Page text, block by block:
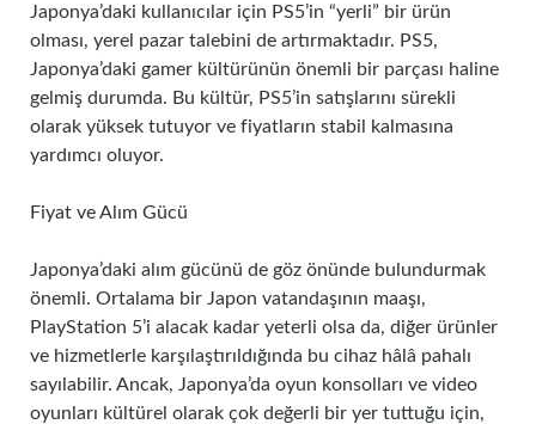
Japonya’daki kullanıcılar için PS5’in “yerli” bir ürün
olması, yerel pazar talebini de artırmaktadır. PS5,
Japonya’daki gamer kültürünün önemli bir parçası haline
gelmiş durumda. Bu kültür, PS5’in satışlarını sürekli
olarak yüksek tutuyor ve fiyatların stabil kalmasına
yardımcı oluyor.
Fiyat ve Alım Gücü
Japonya’daki alım gücünü de göz önünde bulundurmak
önemli. Ortalama bir Japon vatandaşının maaşı,
PlayStation 5’i alacak kadar yeterli olsa da, diğer ürünler
ve hizmetlerle karşılaştırıldığında bu cihaz hâlâ pahalı
sayılabilir. Ancak, Japonya’da oyun konsolları ve video
oyunları kültürel olarak çok değerli bir yer tuttuğu için,